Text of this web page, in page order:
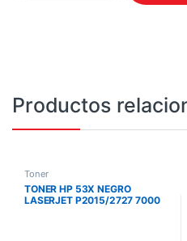
Productos
Toner
TONER HP 53X NEGRO
LASERJET P2015/2727 7000